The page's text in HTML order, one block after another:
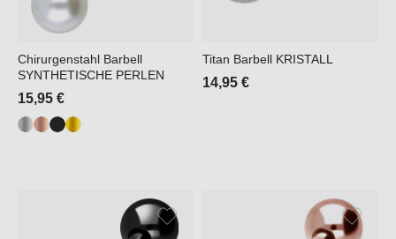
Chirurgenstahl Barbell
SYNTHETISCHE PERLEN
15,95 €
Titan Barbell KRISTALL
14,95 €